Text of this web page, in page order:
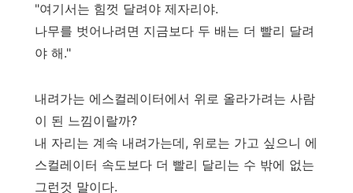
"여기서는 힘껏 달려야 제자리야.
나무를 벗어나려면 지금보다 두 배는 더 빨리 달려
야 해."
내려가는 에스컬레이터에서 위로 올라가려는 사람
이 된 느낌이랄까?
내 자리는 계속 내려가는데, 위로는 가고 싶으니 에
스컬레이터 속도보다 더 빨리 달리는 수 밖에 없는
그런것 말이다.